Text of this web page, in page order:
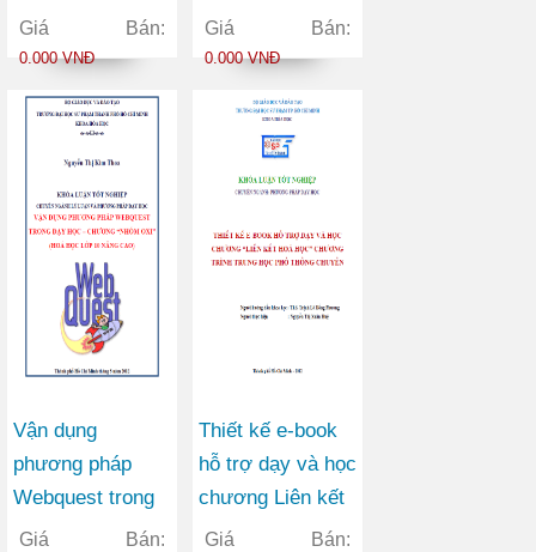
liệu và cao chiết
từ Dâu tằm
họ Dâu tằm
(Moraceae) và
Viễn chí
(Polygala
japonica Houtt),
họ Viễn chí
(Polygalaceae)
Giá Bán:
0.000 VNĐ
trong phần
“Quang hình” Vật
Giá Bán:
0.000 VNĐ
Vận dụng
phương pháp
Webquest trong
dạy học chương
Giá Bán:
Thiết kế e-book
hỗ trợ dạy và học
chương Liên kết
hoá học chương
Giá Bán: